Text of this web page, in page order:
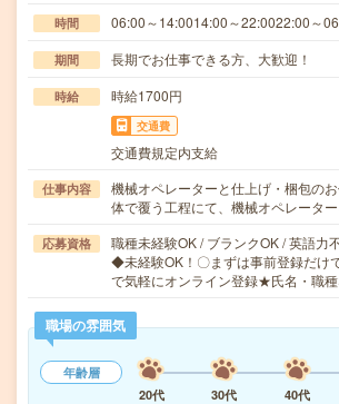
時間 06:00～14:0014:00～22:0022:00～
期間 長期でお仕事できる方、大歓迎！
時給 時給1700円
交通費
交通費規定内支給
仕事内容
機械オペレーターと仕上げ・梱包の
体で覆う工程にて、機械オペレータ
応募資格
職種未経験OK / ブランクOK / 英語力
◆未経験OK！〇まずは事前登録だけ
で気軽にオンライン登録★氏名・職
職場の雰囲気
年齢層
20代
30代 40代